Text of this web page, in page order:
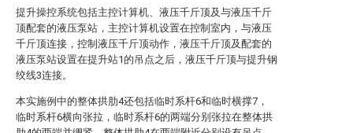
提升操控系统包括主控计算机、液压千斤顶及与液压千斤
顶配套的液压泵站，主控计算机设置在控制室内，与液压
千斤顶连接，控制液压千斤顶动作，液压千斤顶及配套的
液压泵站设置在提升站1的吊点之后，液压千斤顶与提升钢
绞线3连接。
本实施例中的整体拱肋4还包括临时系杆6和临时横撑7，
临时系杆6横向张拉，临时系杆6的两端分别张拉在整体拱